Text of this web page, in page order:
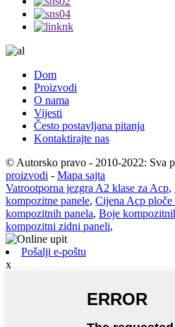
Dom
Proizvodi
O nama
Vijesti
Često postavljana pitanja
Kontaktirajte nas
© Autorsko pravo - 2010-2022: Sva
proizvodi - Mapa sajta
Vatrootporna jezgra A2 klase za Acp,
kompozitne panele, Cijena Acp ploče
kompozitnih panela, Boje
kompozitni zidni paneli,
Pošalji e-poštu
x